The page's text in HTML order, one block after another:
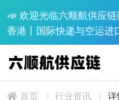
📣 欢迎光临六顺航供应
香港丨国际快递与空运进
首页 行业资讯